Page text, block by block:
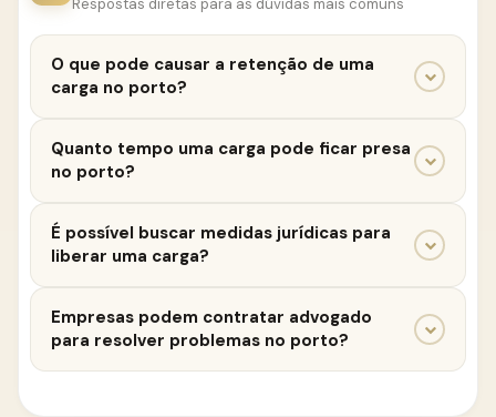
Respostas diretas para as dúvidas mais comuns
O que pode causar a retenção de uma
carga no porto?
como problemas documentais, exigências
aduaneiras, divergência de informações da carga ou
logística.
Quanto tempo uma carga pode ficar presa
no porto?
retenção e das exigências dos órgãos responsáveis
pela fiscalização da operação.
É possível buscar medidas jurídicas para
liberar uma carga?
medidas jurídicas para analisar a retenção e buscar
caminhos para a liberação da carga.
Empresas podem contratar advogado
para resolver problemas no porto?